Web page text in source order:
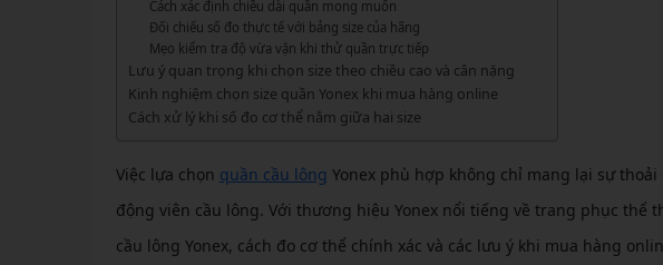
Vợt Pickleball Kamito
Vợt Pickleball Dưới 1tr
Xem thêm
VỢT CẦU LÔNG 3RD
VỢT CẦU LÔNG FLEET
VỢT CẦU LÔNG FLEX
GIÀY CẦU LÔNG FELET
Cách xác định chiều dài quần mong muốn
Đối chiếu số đo thực tế với bảng size của hãng
Mẹo kiểm tra độ vừa vặn khi thử quần trực tiếp
Lưu ý quan trọng khi chọn size theo chiều cao và cân nặng
Kinh nghiệm chọn size quần Yonex khi mua hàng online
Cách xử lý khi số đo cơ thể nằm giữa hai size
Việc lựa chọn quần cầu lông Yonex phù hợp không chỉ mang lại sự
động viên cầu lông. Với thương hiệu Yonex nổi tiếng về trang phục thể
cầu lông Yonex, cách đo cơ thể chính xác và các lưu ý khi mua hàng